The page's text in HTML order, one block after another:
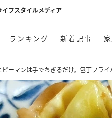
イフスタイルメディア
ランキング 新着記事
ピーマンは手でちぎるだけ。包丁フラ